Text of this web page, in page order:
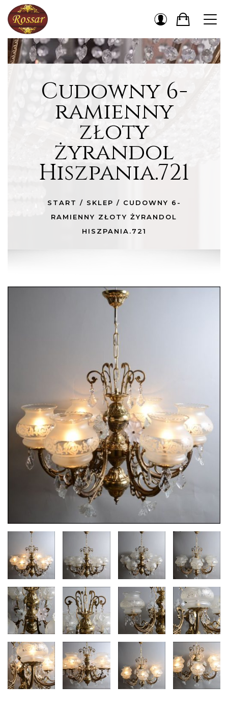
Cudowny 6-
ramienny
złoty
żyrandol
Hiszpania.721
START / SKLEP / CUDOWNY 6-
RAMIENNY ZŁOTY ŻYRANDOL
HISZPANIA.721